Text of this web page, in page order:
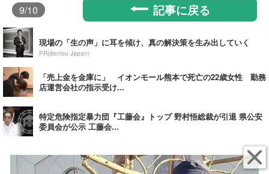
9/10 記事に戻る
現場の「生の声」に耳を傾け、真の解決策を生み出していく
PR(dentsu Japan)
「売上金を金庫に」 イオンモール熊本で死亡の22歳女性 勤務
店運営会社の指示受け...
特定危険指定暴力団『工藤会』トップ 野村悟総裁が引退 県公安
委員会が公示 工藤会...